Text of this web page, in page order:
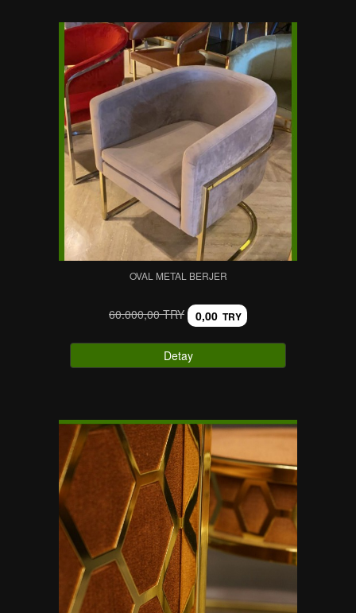
OVAL METAL BERJER
60.000,00 TRY 0,00 TRY
Detay